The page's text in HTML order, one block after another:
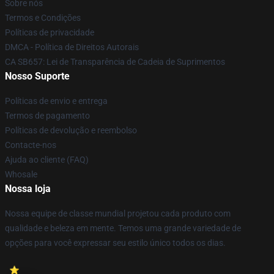
Sobre nós
Termos e Condições
Políticas de privacidade
DMCA - Política de Direitos Autorais
CA SB657: Lei de Transparência de Cadeia de Suprimentos
Nosso Suporte
Políticas de envio e entrega
Termos de pagamento
Políticas de devolução e reembolso
Contacte-nos
Ajuda ao cliente (FAQ)
Whosale
Nossa loja
Nossa equipe de classe mundial projetou cada produto com
qualidade e beleza em mente. Temos uma grande variedade de
opções para você expressar seu estilo único todos os dias.